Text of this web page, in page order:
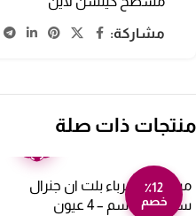
مشاركة:
منتجات ذات صلة
٪12
خصم
مسطح كهرباء بلت ان جنرال
سوبريم 60 سم – 4 عيون